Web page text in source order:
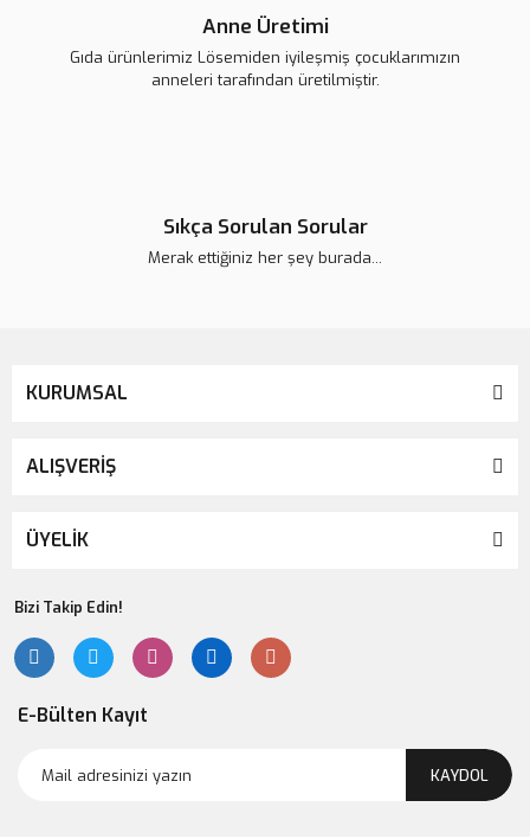
139,00 TL
145,00 TL
Anne Üretimi
Gıda ürünlerimiz Lösemiden iyileşmiş çocuklarımızın
anneleri tarafından üretilmiştir.
Sıkça Sorulan Sorular
Merak ettiğiniz her şey burada...
KURUMSAL
ALIŞVERİŞ
ÜYELİK
Bizi Takip Edin!
E-Bülten Kayıt
KAYDOL